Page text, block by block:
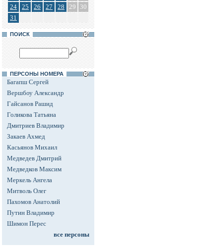
24
25 26 27 28 29
30
31
ПОИСК
ПЕРСОНЫ НОМЕРА
Багапш Сергей
Вершбоу Александр
Гайсанов Рашид
Голикова Татьяна
Дмитриев Владимир
Закаев Ахмед
Касьянов Михаил
Медведев Дмитрий
Медведков Максим
Меркель Ангела
Митволь Олег
Пахомов Анатолий
Путин Владимир
Шимон Перес
все персоны